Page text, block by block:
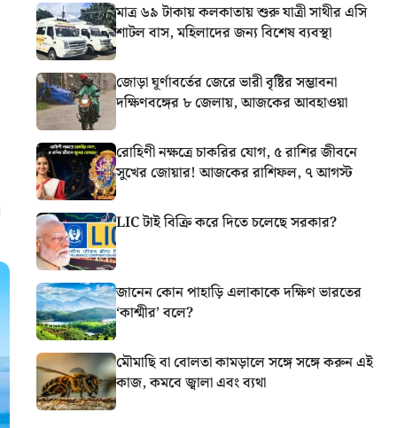
মাত্র ৬৯ টাকায় কলকাতায় শুরু যাত্রী সাথীর এসি
শাটল বাস, মহিলাদের জন্য বিশেষ ব্যবস্থা
জোড়া ঘূর্ণাবর্তের জেরে ভারী বৃষ্টির সম্ভাবনা
দক্ষিণবঙ্গের ৮ জেলায়, আজকের আবহাওয়া
রোহিণী নক্ষত্রে চাকরির যোগ, ৫ রাশির জীবনে
সুখের জোয়ার! আজকের রাশিফল, ৭ আগস্ট
LIC টাই বিক্রি করে দিতে চলেছে সরকার?
জানেন কোন পাহাড়ি এলাকাকে দক্ষিণ ভারতের
‘কাশ্মীর’ বলে?
মৌমাছি বা বোলতা কামড়ালে সঙ্গে সঙ্গে করুন এই
কাজ, কমবে জ্বালা এবং ব্যথা